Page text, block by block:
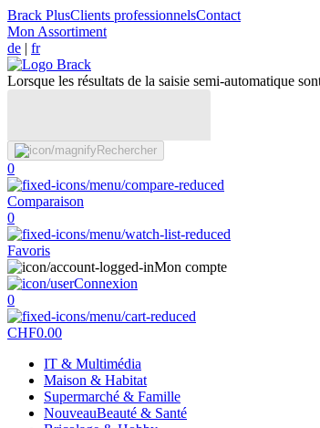
Brack PlusClients professionnelsContact
Mon Assortiment
de | fr
Lorsque les résultats de la saisie semi-automatique
Rechercher
0
Comparaison
0
Favoris
Mon compte
Connexion
0
CHF0.00
IT & Multimédia
Maison & Habitat
Supermarché & Famille
NouveauBeauté & Santé